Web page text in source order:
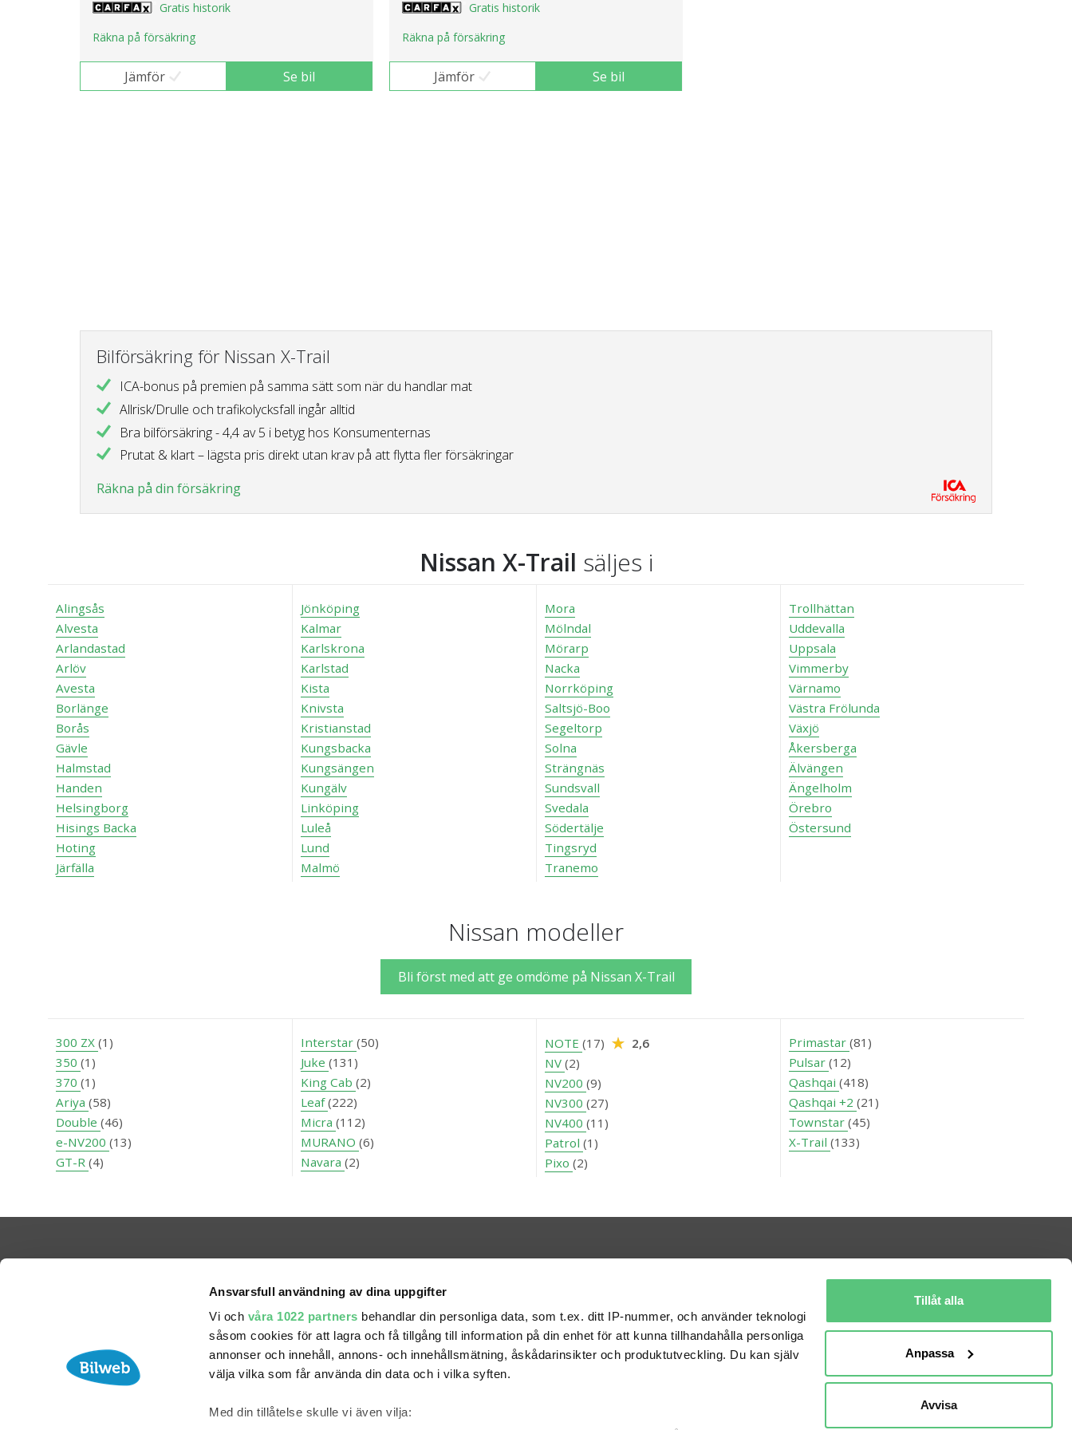
Ansvarsfull användning av dina uppgifter
Vi och våra 1022 partners behandlar din personliga data, som t.ex. ditt IP-nummer, och använder teknologi
såsom cookies för att lagra och få tillgång till information på din enhet för att kunna tillhandahålla personliga
annonser och innehåll, annons- och innehållsmätning, åskådarinsikter och produktutveckling. Du kan själv
välja vilka som får använda din data och i vilka syften.
Med din tillåtelse skulle vi även vilja:
Tillåt alla
Anpassa
Avvisa
Gratis historik
Räkna på försäkring
Jämför Se bil
Gratis historik
Räkna på försäkring
Jämför Se bil
Bilförsäkring för Nissan X-Trail
ICA-bonus på premien på samma sätt som när du handlar mat
Allrisk/Drulle och trafikolycksfall ingår alltid
Bra bilförsäkring - 4,4 av 5 i betyg hos Konsumenternas
Prutat & klart – lägsta pris direkt utan krav på att flytta fler försäkringar
Räkna på din försäkring
Nissan X-Trail säljes i
Alingsås
Alvesta
Arlandastad
Arlöv
Avesta
Borlänge
Borås
Gävle
Halmstad
Handen
Helsingborg
Hisings Backa
Hoting
Järfälla
Jönköping
Kalmar
Karlskrona
Karlstad
Kista
Knivsta
Kristianstad
Kungsbacka
Kungsängen
Kungälv
Linköping
Luleå
Lund
Malmö
Mora
Mölndal
Mörarp
Nacka
Norrköping
Saltsjö-Boo
Segeltorp
Solna
Strängnäs
Sundsvall
Svedala
Södertälje
Tingsryd
Tranemo
Trollhättan
Uddevalla
Uppsala
Vimmerby
Värnamo
Västra Frölunda
Växjö
Åkersberga
Älvängen
Ängelholm
Örebro
Östersund
Nissan modeller
Bli först med att ge omdöme på Nissan X-Trail
300 ZX (1)
350 (1)
370 (1)
Ariya (58)
Double (46)
e-NV200 (13)
GT-R (4)
Interstar (50)
Juke (131)
King Cab (2)
Leaf(222)
Micra (112)
MURANO (6)
Navara (2)
NOTE (17)
2,6
NV (2)
NV200 (9)
NV300 (27)
NV400 (11)
Patrol (1)
Pixo (2)
Primastar (81)
Pulsar (12)
Qashqai (418)
Qashqai +2 (21)
Townstar (45)
X-Trail (133)
Bilweb AB
BOX 316
401 25 Göteborg
info@bilweb.se
Om bilweb
Nyheter
Cookiepolicy
Användarvillkor
Integritetspolicy
Kort om GDPR
Billån